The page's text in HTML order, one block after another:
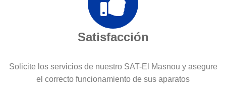
Satisfacción
Solicite los servicios de nuestro SAT-El Masnou y asegure
el correcto funcionamiento de sus aparatos